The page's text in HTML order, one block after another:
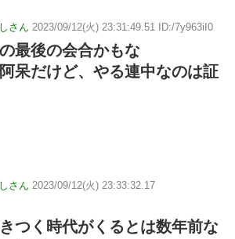
さん 2023/09/12(火) 23:31:49.51 ID:/7y963iI0
最後の会合かもな
呆だけど、やる連中なのは証
さん 2023/09/12(火) 23:33:32.17
つく時代がくるとは数年前な